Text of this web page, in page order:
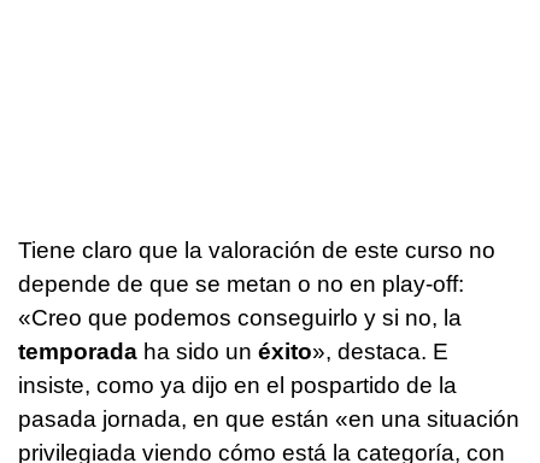
Tiene claro que la valoración de este curso no
depende de que se metan o no en play-off:
«Creo que podemos conseguirlo y si no, la
temporada ha sido un éxito», destaca. E
insiste, como ya dijo en el pospartido de la
pasada jornada, en que están «en una situación
privilegiada viendo cómo está la categoría, con